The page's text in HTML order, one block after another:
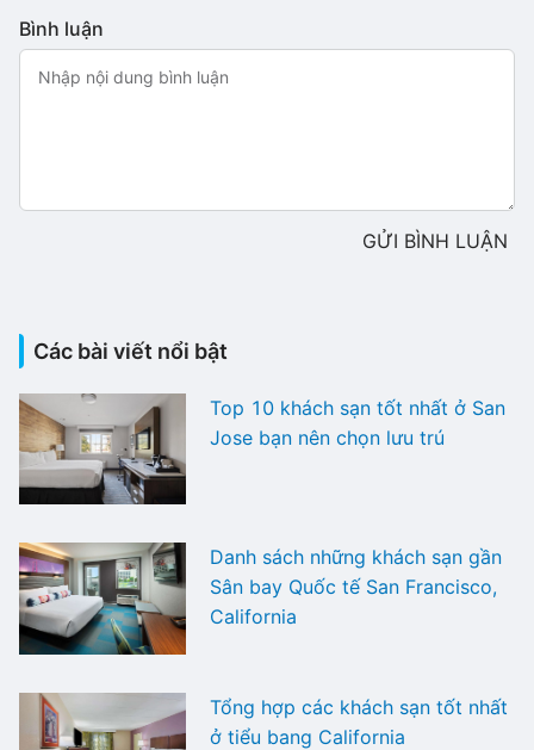
Bình luận
GỬI BÌNH LUẬN
Các bài viết nổi bật
Top 10 khách sạn tốt nhất ở San
Jose bạn nên chọn lưu trú
Danh sách những khách sạn gần
Sân bay Quốc tế San Francisco,
California
Tổng hợp các khách sạn tốt nhất
ở tiểu bang California